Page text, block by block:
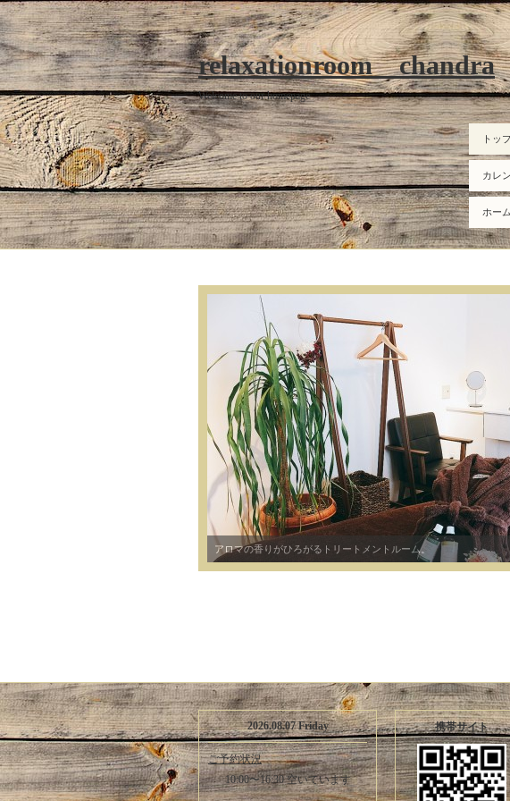
relaxationroom chandra
Welcome to our homepage
トッ
カレ
ホー
2026.08.07 Friday
ご予約状況
10:00〜16:30 空いています
携帯サイト